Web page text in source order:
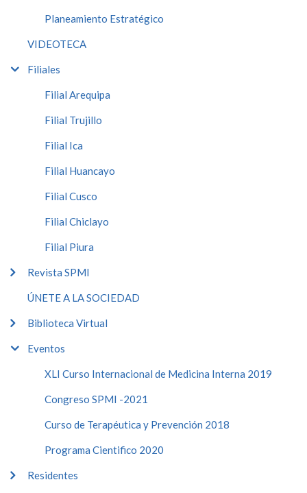
Planeamiento Estratégico
VIDEOTECA
Filiales
Filial Arequipa
Filial Trujillo
Filial Ica
Filial Huancayo
Filial Cusco
Filial Chiclayo
Filial Piura
Revista SPMI
ÚNETE A LA SOCIEDAD
Biblioteca Virtual
Eventos
XLI Curso Internacional de Medicina Interna 2019
Congreso SPMI -2021
Curso de Terapéutica y Prevención 2018
Programa Cientifico 2020
Residentes